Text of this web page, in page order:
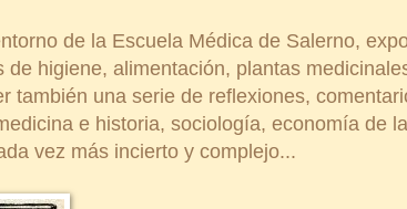
de la Escuela Médica de Salerno,
higiene, alimentación, plantas
también una serie de reflexiones,
e historia, sociología, economía de
vez más incierto y complejo...